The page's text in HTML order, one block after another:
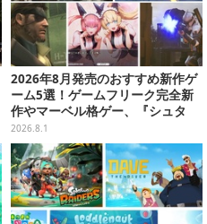
2026年8月発売のおすすめ新作ゲ
ーム5選！ゲームフリーク完全新
作やマーベル格ゲー、『シュタ
ゲ』リブートなど注目作が目白押
し【特集】
2026.8.1